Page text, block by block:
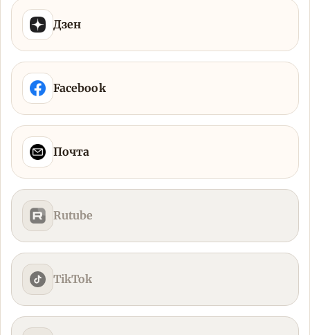
Дзен
Facebook
Почта
Rutube
TikTok